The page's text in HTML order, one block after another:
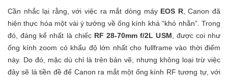
Cần nhắc lại rằng, với việc ra mắt dòng máy EOS R, Canon đã
hiện thực hóa một vài ý tưởng về ống kính khá “khó nhằn”. Trong
đó, đáng kể nhất là chiếc RF 28-70mm f/2L USM, được coi như
ống kính zoom có khẩu độ lớn nhất cho fullframe vào thời điểm
này. Do đó, mặc dù chỉ là trên bản vẽ, nhưng không loại trừ việc
đây sẽ là tiền đề để Canon ra mắt một ống kính RF tương tự, với